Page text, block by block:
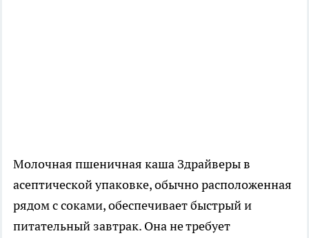
Молочная пшеничная каша Здрайверы в
асептической упаковке, обычно расположенная
рядом с соками, обеспечивает быстрый и
питательный завтрак. Она не требует